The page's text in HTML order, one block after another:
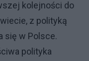
kolejności do
z polityką
się w Polsce.
polityka